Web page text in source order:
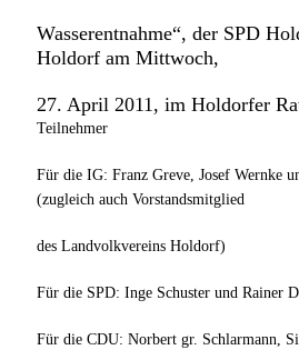
Wasserentnahme“, der SPD
Holdorf am Mittwoch,
27. April 2011, im Holdorfer
Teilnehmer
Für die IG: Franz Greve, Josef Wernke
(zugleich auch Vorstandsmitglied
des Landvolkvereins Holdorf)
Für die SPD: Inge Schuster und Rainer
Für die CDU: Norbert gr. Schlarmann,